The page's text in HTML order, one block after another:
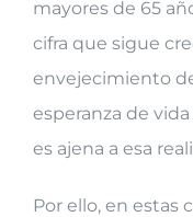
mayores de 65
cifra que sigue
envejecimiento
esperanza de
es ajena a esa
Por ello, en estas